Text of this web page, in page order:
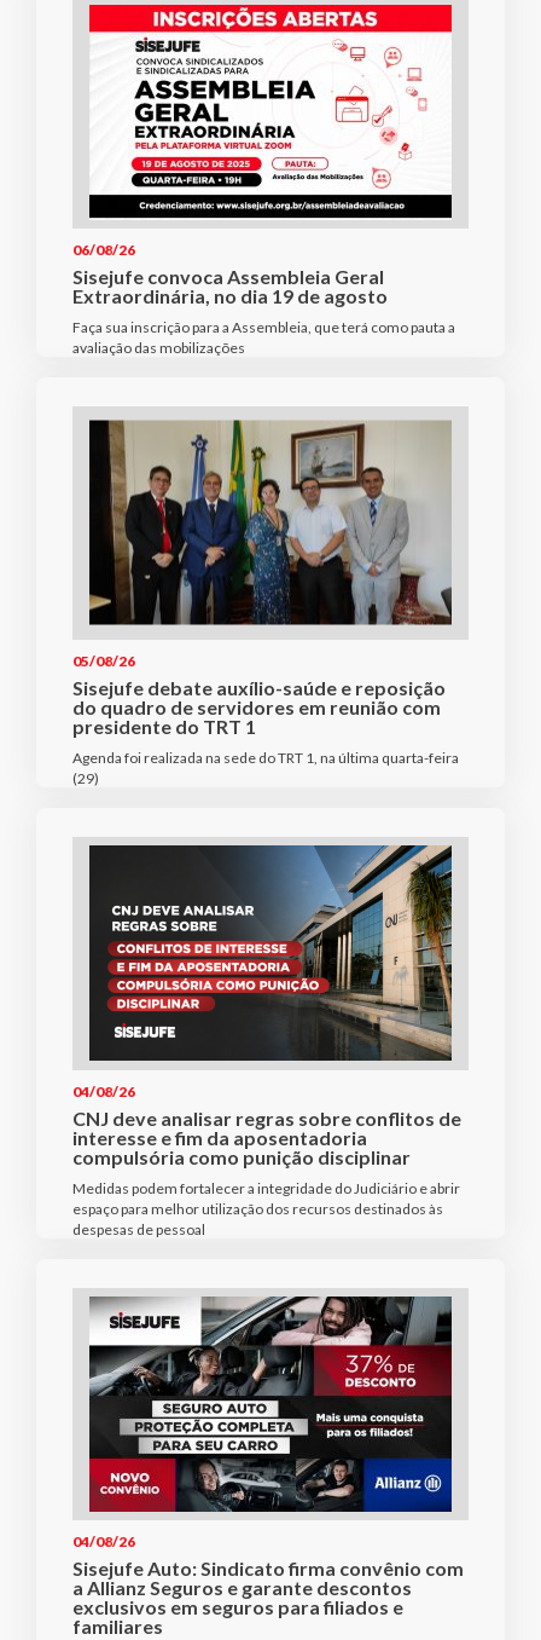
06/08/26
Sisejufe convoca Assembleia Geral
Extraordinária, no dia 19 de agosto
Faça sua inscrição para a Assembleia, que terá como pauta a
avaliação das mobilizações
05/08/26
Sisejufe debate auxílio-saúde e reposição
do quadro de servidores em reunião com
presidente do TRT 1
Agenda foi realizada na sede do TRT 1, na última quarta-feira
(29)
04/08/26
CNJ deve analisar regras sobre conflitos de
interesse e fim da aposentadoria
compulsória como punição disciplinar
Medidas podem fortalecer a integridade do Judiciário e abrir
espaço para melhor utilização dos recursos destinados às
despesas de pessoal
04/08/26
Sisejufe Auto: Sindicato firma convênio com
a Allianz Seguros e garante descontos
exclusivos em seguros para filiados e
familiares